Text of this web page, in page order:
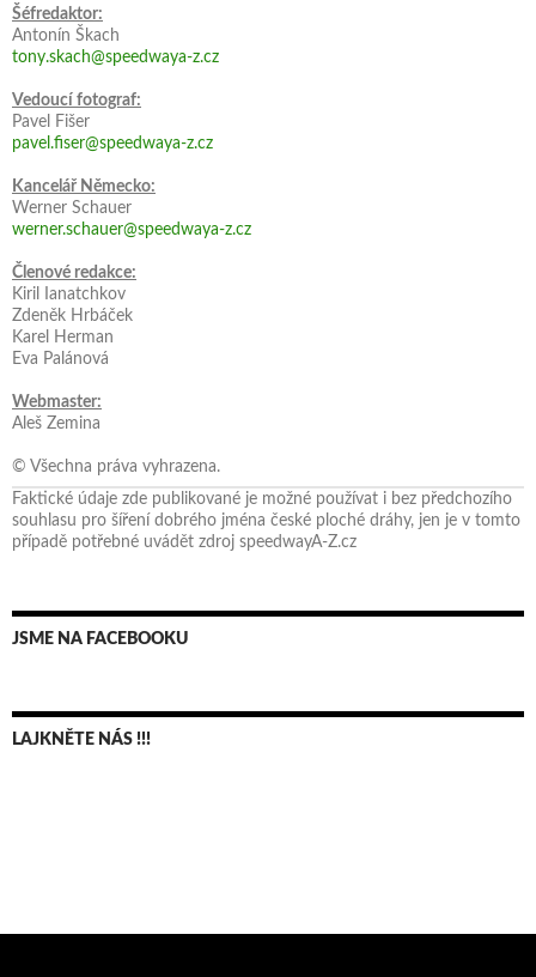
Šéfredaktor:
Antonín Škach
tony.skach@speedwaya-z.cz
Vedoucí fotograf:
Pavel Fišer
pavel.fiser@speedwaya-z.cz
Kancelář Německo:
Werner Schauer
werner.schauer@speedwaya-z.cz
Členové redakce:
Kiril Ianatchkov
Zdeněk Hrbáček
Karel Herman
Eva Palánová
Webmaster:
Aleš Zemina
© Všechna práva vyhrazena.
Faktické údaje zde publikované je možné používat i bez předchozího
souhlasu pro šíření dobrého jména české ploché dráhy, jen je v tomto
případě potřebné uvádět zdroj speedwayA-Z.cz
JSME NA FACEBOOKU
LAJKNĚTE NÁS !!!